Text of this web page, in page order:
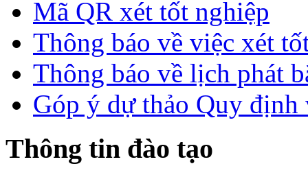
Mã QR xét tốt nghiệp
Thông báo về việc xét
Thông báo về lịch phát
Góp ý dự thảo Quy định
Thông tin đào tạo